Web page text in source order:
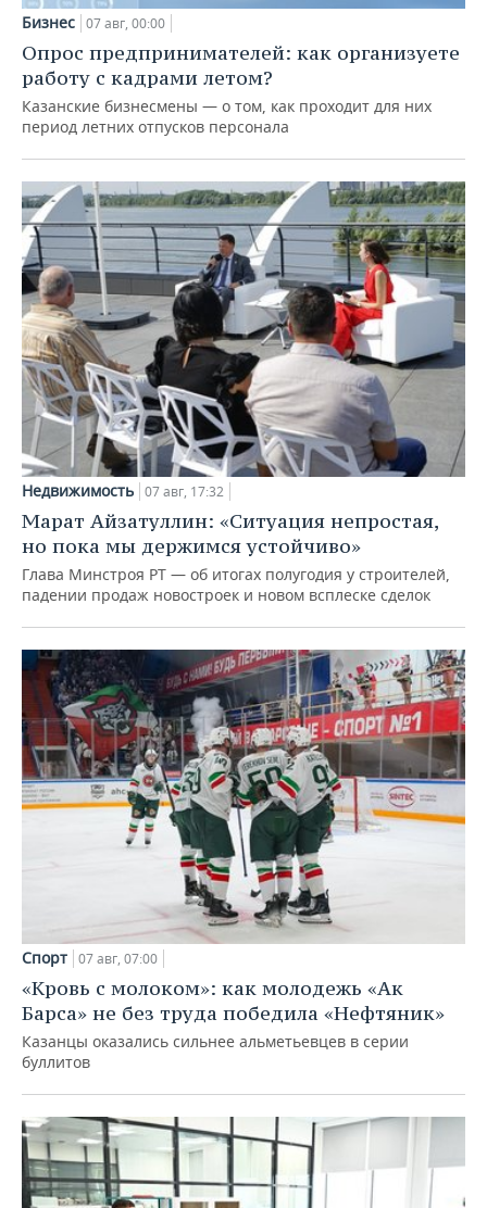
Бизнес 07 авг, 00:00
Опрос предпринимателей: как организуете
работу с кадрами летом?
Казанские бизнесмены — о том, как проходит для них
период летних отпусков персонала
Недвижимость 07 авг, 17:32
Марат Айзатуллин: «Ситуация непростая,
но пока мы держимся устойчиво»
Глава Минстроя РТ — об итогах полугодия у строителей,
падении продаж новостроек и новом всплеске сделок
Спорт 07 авг, 07:00
«Кровь с молоком»: как молодежь «Ак
Барса» не без труда победила «Нефтяник»
Казанцы оказались сильнее альметьевцев в серии
буллитов